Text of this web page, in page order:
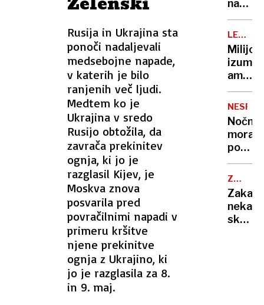
Rusija in Ukrajina sta
ponoči nadaljevali
medsebojne napade,
v katerih je bilo
ranjenih več ljudi.
Medtem ko je
Ukrajina v sredo
Rusijo obtožila, da
zavrača prekinitev
ognja, ki jo je
razglasil Kijev, je
Moskva znova
posvarila pred
povračilnimi napadi v
primeru kršitve
njene prekinitve
ognja z Ukrajino, ki
jo je razglasila za 8.
in 9. maj.
za
vaše
na
soncu?
S
tem
15-
trikom
ga
boste
ohladili
hitreje
kot
klimo
KUHARJI
ko je
zavpil
so
prijeli
za
Nočna
mora
noči:
zakaj
v
vročini
NASVET
Zakaj
skoraj